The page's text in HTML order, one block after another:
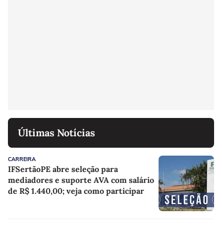
Últimas Notícias
CARREIRA
IFSertãoPE abre seleção para
mediadores e suporte AVA com salário
de R$ 1.440,00; veja como participar